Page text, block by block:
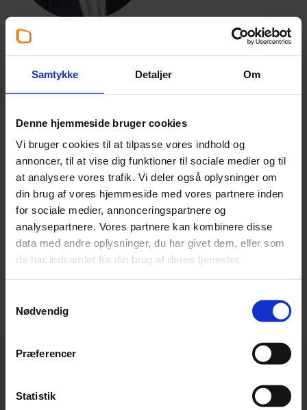
Samtykke Detaljer Om
Denne hjemmeside bruger cookies
Vi bruger cookies til at tilpasse vores indhold og
annoncer, til at vise dig funktioner til sociale medier og til
at analysere vores trafik. Vi deler også oplysninger om
din brug af vores hjemmeside med vores partnere inden
for sociale medier, annonceringspartnere og
analysepartnere. Vores partnere kan kombinere disse
data med andre oplysninger, du har givet dem, eller som
de har indsamlet fra din brug af deres tjenester.
Nødvendig
Præferencer
Statistik
Carsten Johnsen
Partner,Statsautoriseret revisor
cjh@beierholm.dk
Arbejder her:
Revisor Roskilde
Telefon:+45 46 36 60 00
Email:roskilde@beierholm.dk
Himmelev Bygade 70
DK-4000 Roskilde